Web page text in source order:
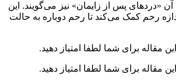
پس از زایمان» نیز می‌گویند. این
کمک می‌کند تا رحم دوباره به حالت
برای شما لطفا امتیاز دهید.
برای شما لطفا امتیاز دهید.